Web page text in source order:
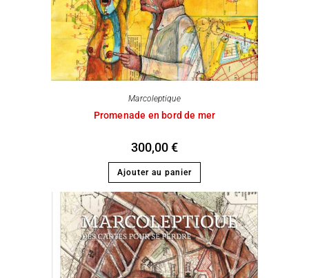
Marcoleptique
Promenade en bord de mer
300,00€
Ajouter au panier